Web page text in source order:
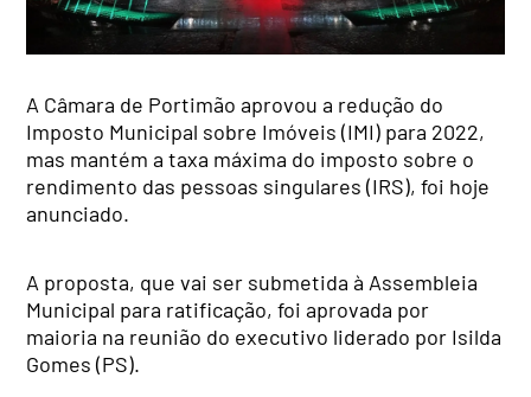
A Câmara de Portimão aprovou a redução do
Imposto Municipal sobre Imóveis (IMI) para 2022,
mas mantém a taxa máxima do imposto sobre o
rendimento das pessoas singulares (IRS), foi hoje
anunciado.
A proposta, que vai ser submetida à Assembleia
Municipal para ratificação, foi aprovada por
maioria na reunião do executivo liderado por Isilda
Gomes (PS).